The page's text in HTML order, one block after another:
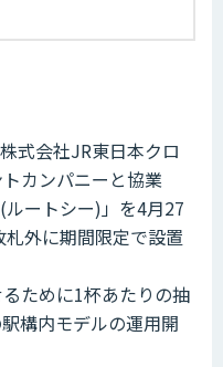
式会社JR東日本クロ
カンパニーと協業
ートシー)」を4月27
外に期間限定で設置
ために1杯あたりの抽
構内モデルの運用開